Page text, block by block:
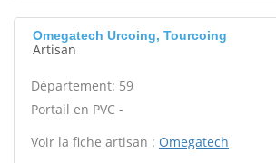
Omegatech Urcoing, Tourcoing
Artisan
Département: 59
Portail en PVC -
Voir la fiche artisan : Omegatech